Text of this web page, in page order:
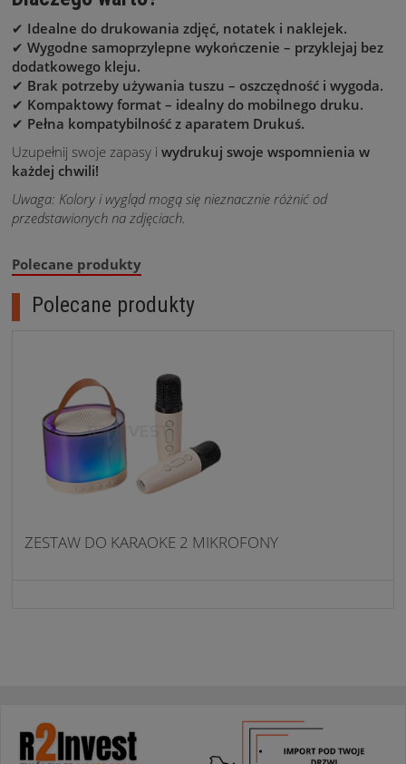
✔ Idealne do drukowania zdjęć, notatek i naklejek.
✔ Wygodne samoprzylepne wykończenie – przyklejaj bez
dodatkowego kleju.
✔ Brak potrzeby używania tuszu – oszczędność i wygoda.
✔ Kompaktowy format – idealny do mobilnego druku.
✔ Pełna kompatybilność z aparatem Drukuś.
Uzupełnij swoje zapasy i wydrukuj swoje wspomnienia w
każdej chwili!
Uwaga: Kolory i wygląd mogą się nieznacznie różnić od
przedstawionych na zdjęciach.
Polecane produkty
Polecane produkty
ZESTAW DO KARAOKE 2 MIKROFONY